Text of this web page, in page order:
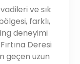
ve sık
farklı,
deneyimi
Deresi
geçen uzun